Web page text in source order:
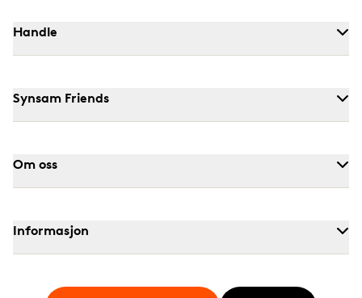
Handle
Synsam Friends
Om oss
Informasjon